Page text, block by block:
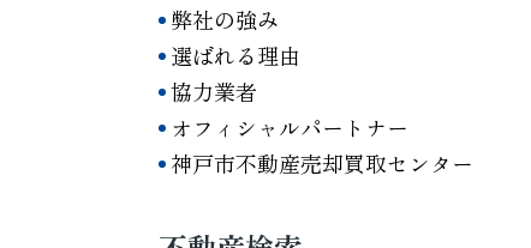
弊社の強み
選ばれる理由
協力業者
オフィシャルパートナー
神戸市不動産売却買取センター